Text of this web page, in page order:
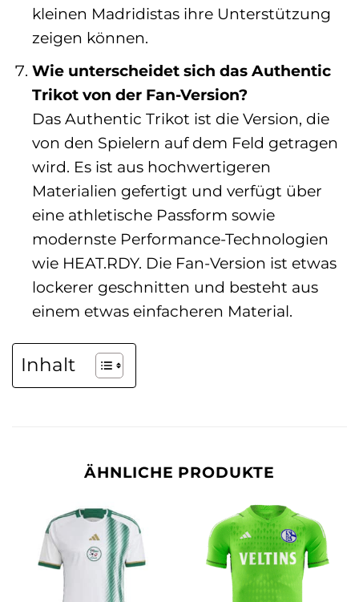
kleinen Madridistas ihre Unterstützung
zeigen können.
Wie unterscheidet sich das Authentic
Trikot von der Fan-Version?
Das Authentic Trikot ist die Version, die
von den Spielern auf dem Feld getragen
wird. Es ist aus hochwertigeren
Materialien gefertigt und verfügt über
eine athletische Passform sowie
modernste Performance-Technologien
wie HEAT.RDY. Die Fan-Version ist etwas
lockerer geschnitten und besteht aus
einem etwas einfacheren Material.
Inhalt
ÄHNLICHE PRODUKTE